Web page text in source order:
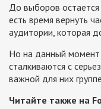
До выборов
есть время вернуть
аудитории, которая
Но на данный момент
сталкиваются с
важной для них
Читайте также на